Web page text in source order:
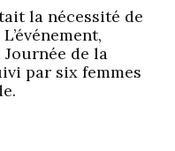
la nécessité de
Journée de la
par six femmes